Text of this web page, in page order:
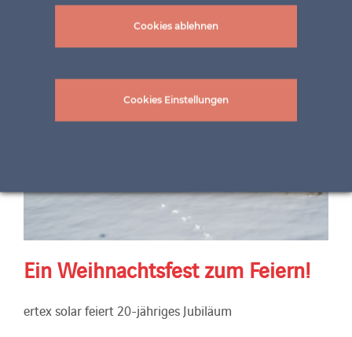
Ein Weihnachtsfest zum Feiern!
ertex solar feiert 20-jähriges Jubiläum
Cookies ablehnen
Cookies Einstellungen